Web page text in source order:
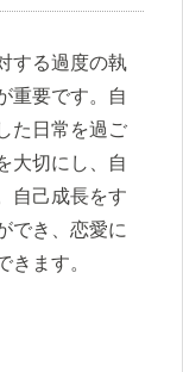
する過度の執
重要です。自
た日常を過ご
大切にし、自
自己成長をす
でき、恋愛に
きます。